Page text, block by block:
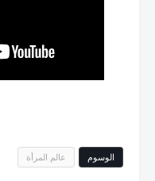
الوسوم عالم المرأة